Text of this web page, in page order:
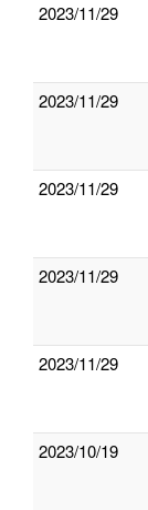
2023/11/29
2023/11/29
2023/11/29
2023/11/29
2023/11/29
2023/10/19